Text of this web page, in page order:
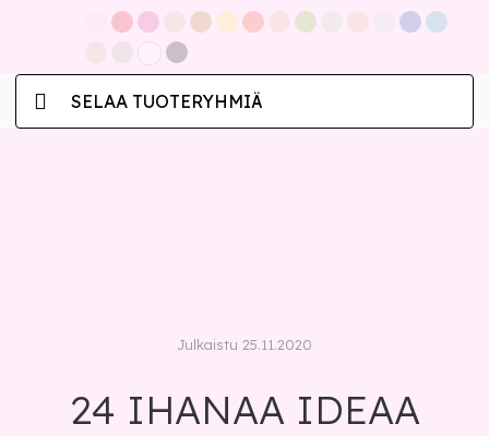
SELAA TUOTERYHMIÄ
Julkaistu 25.11.2020
24 IHANAA IDEAA